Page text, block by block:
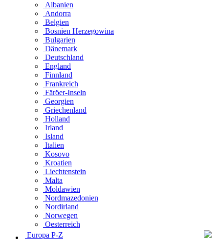
Albanien
Andorra
Belgien
Bosnien Herzegowina
Bulgarien
Dänemark
Deutschland
England
Finnland
Frankreich
Färöer-Inseln
Georgien
Griechenland
Holland
Irland
Island
Italien
Kosovo
Kroatien
Liechtenstein
Malta
Moldawien
Nordmazedonien
Nordirland
Norwegen
Oesterreich
Europa P-Z